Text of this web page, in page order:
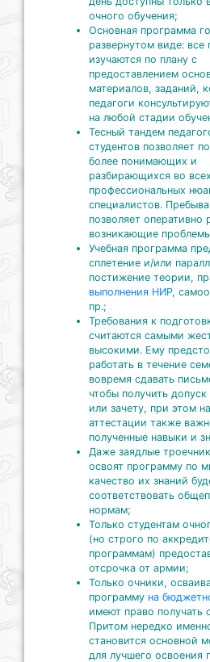
очного обучения;
Основная программа
развернутом виде: все
изучаются по плану с
предоставлением
материалов, заданий,
педагоги
на любой стадии
Тесный тандем
студентов позволяет
более понимающих и
разбирающихся во всех
профессиональных
специалистов.
позволяет оперативно
возникающие
Учебная программа
сплетение и/или
постижение теории,
выполнения НИР,
пр.;
Требования к
считаются самыми
высокими. Ему
работать в течение
вовремя сдавать
чтобы получить допуск
или зачету, при этом
аттестации также
полученные навыки и
Даже заядлые
освоят программу по
качество их знаний
соответствовать
нормам;
Только студентам
(но строго по
программам)
отсрочка от армии;
Только очники,
программу на
имеют право получать
Притом нередко
становится основной
для лучшего освоения